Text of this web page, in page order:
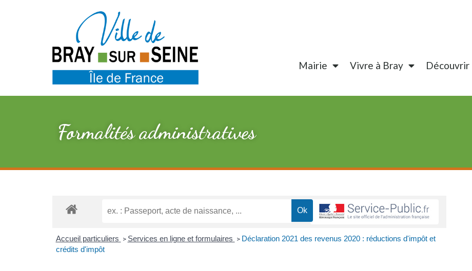
Mairie Vivre à Bray Découvrir
Formalités administratives
Accueil particuliers > Services en ligne et formulaires > Déclaration 2021 des revenus 2020 : réductions d'impôt et
crédits d'impôt